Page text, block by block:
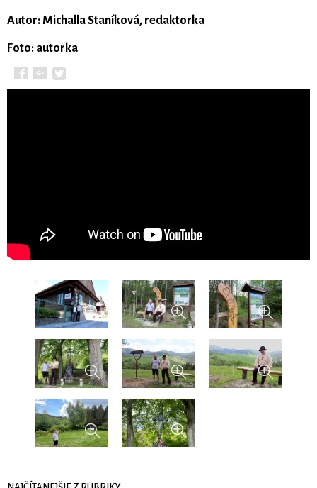
Autor: Michalla Staníková, redaktorka
Foto: autorka